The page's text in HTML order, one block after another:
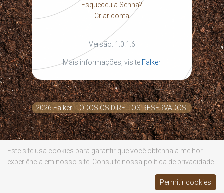
Esqueceu a Senha?
Criar conta
Versão: 1.0.1.6
Mais informações, visite Falker
2026Falker. TODOS OS DIREITOS RESERVADOS.
Este site usa cookies para garantir que você obtenha a melhor
experiência em nosso site. Consulte nossa política de privacidade.
Permitir cookies